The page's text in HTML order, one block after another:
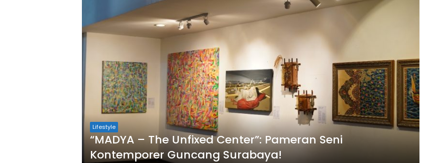
Lifestyle
“MADYA – The Unfixed Center”: Pameran Seni
Kontemporer Guncang Surabaya!